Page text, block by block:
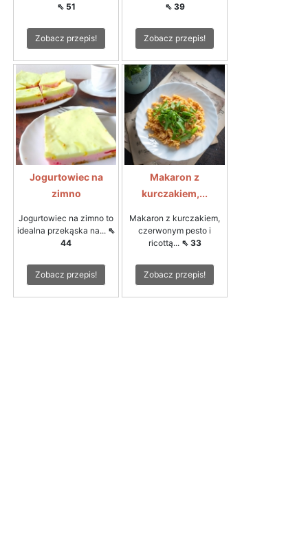
⇖ 51
Zobacz przepis!
⇖ 39
Zobacz przepis!
Jogurtowiec na
zimno
Jogurtowiec na zimno to
idealna przekąska na... ⇖
44
Zobacz przepis!
Makaron z
kurczakiem,...
Makaron z kurczakiem,
czerwonym pesto i
ricottą... ⇖ 33
Zobacz przepis!